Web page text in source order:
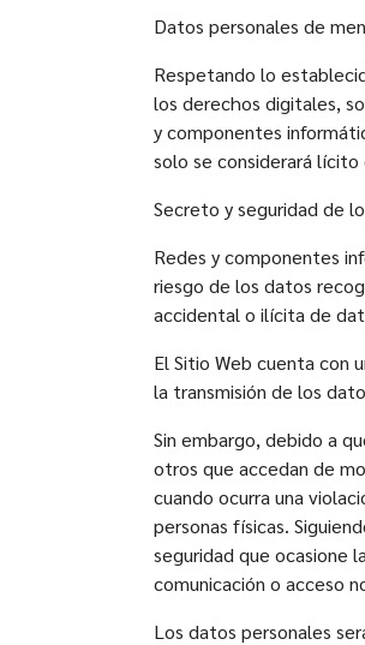
Datos personales de
Respetando lo
los derechos digitales,
y componentes
solo se considerará lícito
Secreto y seguridad de
Redes y componentes
riesgo de los datos
accidental o ilícita de
El Sitio Web cuenta con
la transmisión de los
Sin embargo, debido a
otros que accedan de
cuando ocurra una
personas físicas.
seguridad que ocasione
comunicación o acceso
Los datos personales